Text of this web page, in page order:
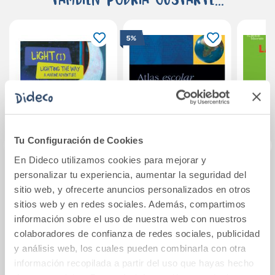
Tu Configuración de Cookies
En Dideco utilizamos cookies para mejorar y
personalizar tu experiencia, aumentar la seguridad del
sitio web, y ofrecerte anuncios personalizados en otros
sitios web y en redes sociales. Además, compartimos
información sobre el uso de nuestra web con nuestros
colaboradores de confianza de redes sociales, publicidad
y análisis web, los cuales pueden combinarla con otra
información recopilada a partir del uso que hayas hecho
Lighting the Way -
A Marine
Adventure
8,95€
Comprar
5%
ATLAS ESCOLAR
35,95€
34,15€
Comprar